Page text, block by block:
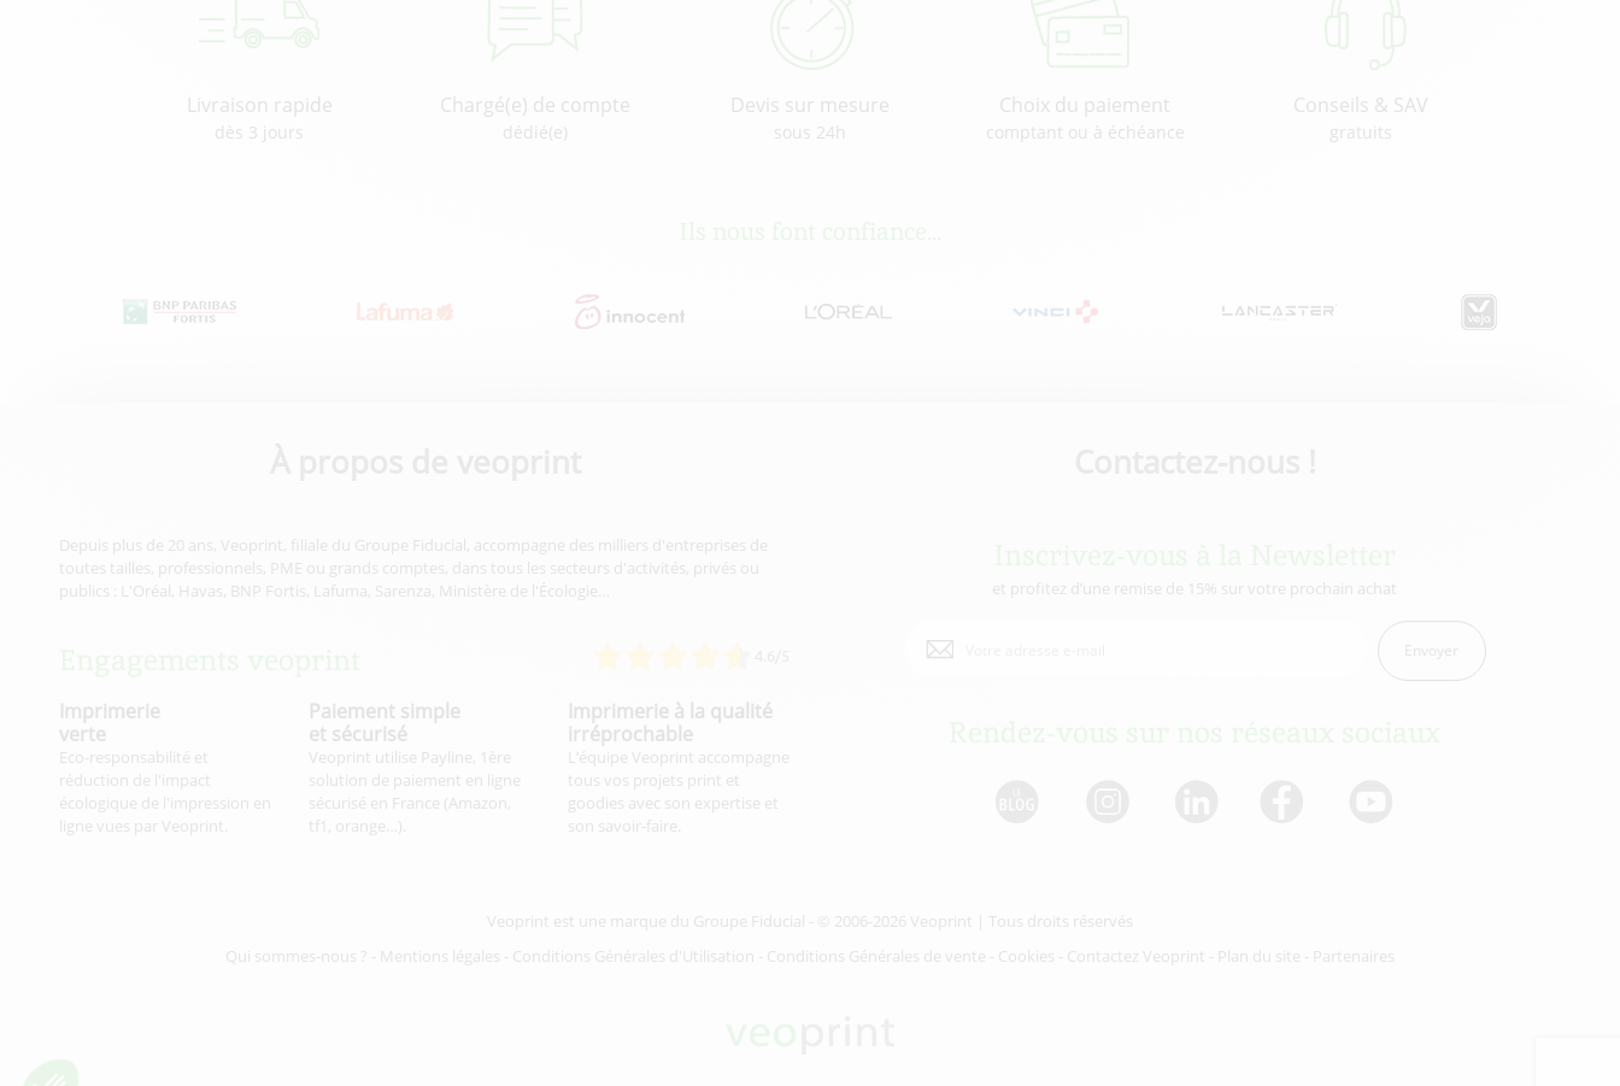
Livraison rapide
dès 3 jours
Chargé(e) de compte
dédié(e)
Devis sur mesure
sous 24h
Choix du paiement
comptant ou à échéance
Conseils & SAV
gratuits
Depuis plus de 20 ans, Veoprint, filiale du Groupe Fiducial, accompagne des milliers d'entreprises de
toutes tailles, professionnels, PME ou grands comptes, dans tous les secteurs d'activités, privés ou
publics : L'Oréal, Havas, BNP Fortis, Lafuma, Sarenza, Ministère de l'Écologie…
Imprimerie
verte
Eco-responsabilité et
réduction de l'impact
écologique de l'impression en
ligne vues par Veoprint.
Paiement simple
et sécurisé
Veoprint utilise Payline, 1ère
solution de paiement en ligne
sécurisé en France (Amazon,
tf1, orange…).
Imprimerie à la qualité
irréprochable
L’équipe Veoprint accompagne
tous vos projets print et
goodies avec son expertise et
son savoir-faire.
et profitez d’une remise de 15% sur votre prochain achat
Envoyer
Veoprint est une marque du Groupe Fiducial - © 2006-2026 Veoprint | Tous droits réservés
Qui sommes-nous ? - Mentions légales - Conditions Générales d'Utilisation - Conditions Générales de vente - Cookies - Contactez Veoprint - Plan du site - Partenaires